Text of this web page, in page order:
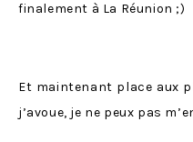
finalement à La Réunion ;)
Et maintenant place aux
j’avoue, je ne peux pas